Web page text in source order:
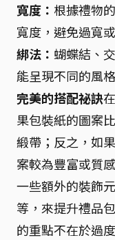
寬度： 根據禮物
寬度，避免過寬
綁法： 蝴蝶結、
能呈現不同的風
完美的搭配祕訣
果包裝紙的圖案
緞帶；反之，如
案較為豐富或質
一些額外的裝飾
等，來提升禮品
的重點不在於過